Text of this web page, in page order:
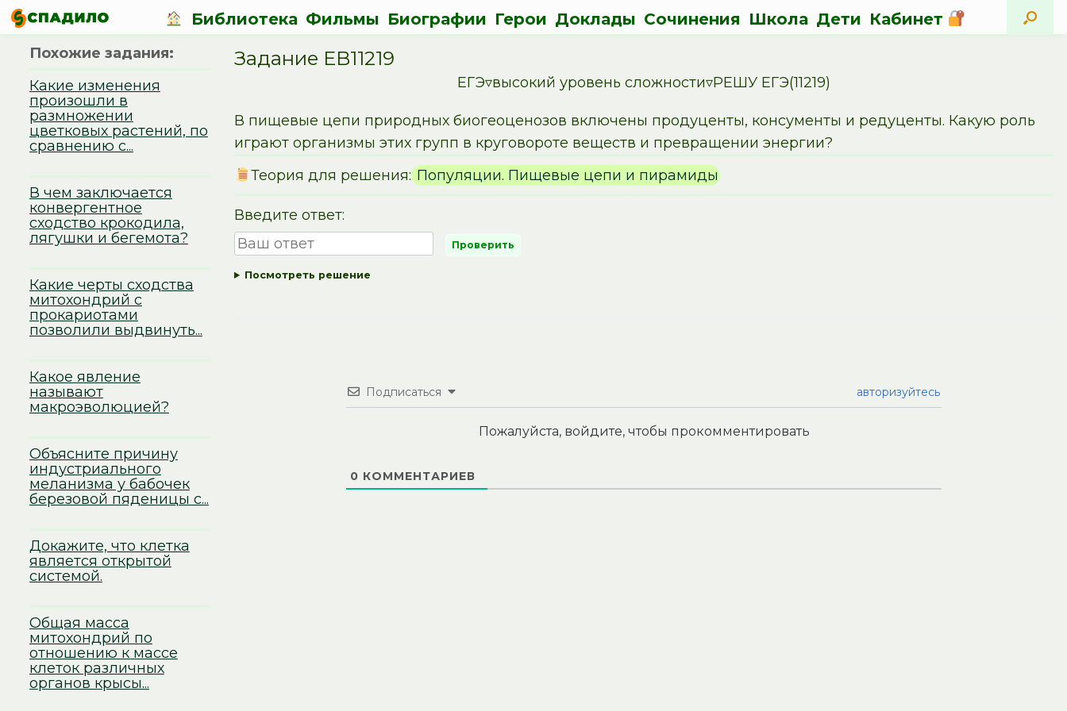
Библиотека Фильмы Биографии Герои Доклады Сочинения Школа Дети Кабинет
Задание EB11219
ЕГЭ▿высокий уровень сложности▿РЕШУ ЕГЭ(11219)
В пищевые цепи природных биогеоценозов включены продуценты, консументы и редуценты. Какую роль
играют организмы этих групп в круговороте веществ и превращении энергии?
Теория для решения:Популяции. Пищевые цепи и пирамиды
Введите ответ:
Посмотреть решение
Подписаться авторизуйтесь
Пожалуйста, войдите, чтобы прокомментировать
0 КОММЕНТАРИЕВ
Похожие задания:
Какие изменения
произошли в
размножении
цветковых растений, по
сравнению с...
В чем заключается
конвергентное
сходство крокодила,
лягушки и бегемота?
Какие черты сходства
митохондрий с
прокариотами
позволили выдвинуть...
Какое явление
называют
макроэволюцией?
Объясните причину
индустриального
меланизма у бабочек
березовой пяденицы с...
Докажите, что клетка
является открытой
системой.
Общая масса
митохондрий по
отношению к массе
клеток различных
органов крысы...